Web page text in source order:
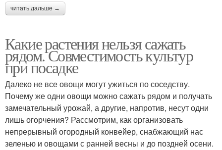
читать дальше →
Какие растения нельзя сажать
рядом. Совместимость культур
при посадке
Далеко не все овощи могут ужиться по соседству.
Почему же одни овощи можно сажать рядом и получать
замечательный урожай, а другие, напротив, несут одни
лишь огорчения? Рассмотрим, как организовать
непрерывный огородный конвейер, снабжающий нас
зеленью и овощами с ранней весны и до поздней осени.